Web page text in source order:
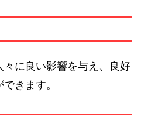
に良い影響を与え、良好
きます。